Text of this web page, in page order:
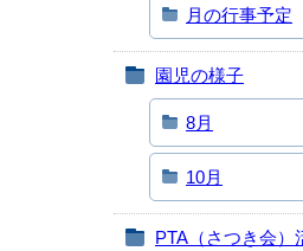
月の行事予定
園児の様子
8月
10月
PTA（さつき会）